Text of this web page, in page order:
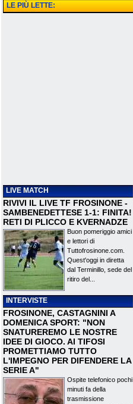
LE PIÙ LETTE:
LIVE MATCH
RIVIVI IL LIVE TF FROSINONE -
SAMBENEDETTESE 1-1: FINITA!
RETI DI PLICCO E KVERNADZE
Buon pomeriggio amici
e lettori di
Tuttofrosinone.com.
Quest'oggi in diretta
dal Terminillo, sede del
ritiro del...
INTERVISTE
FROSINONE, CASTAGNINI A
DOMENICA SPORT: "NON
SNATUREREMO LE NOSTRE
IDEE DI GIOCO. AI TIFOSI
PROMETTIAMO TUTTO
L'IMPEGNO PER DIFENDERE LA
SERIE A"
Ospite telefonico pochi
minuti fa della
trasmissione